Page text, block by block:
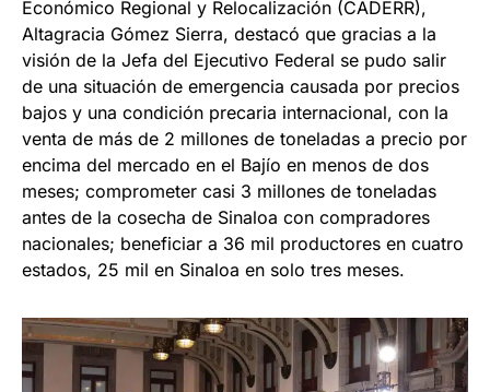
Económico Regional y Relocalización (CADERR),
Altagracia Gómez Sierra, destacó que gracias a la
visión de la Jefa del Ejecutivo Federal se pudo salir
de una situación de emergencia causada por precios
bajos y una condición precaria internacional, con la
venta de más de 2 millones de toneladas a precio por
encima del mercado en el Bajío en menos de dos
meses; comprometer casi 3 millones de toneladas
antes de la cosecha de Sinaloa con compradores
nacionales; beneficiar a 36 mil productores en cuatro
estados, 25 mil en Sinaloa en solo tres meses.